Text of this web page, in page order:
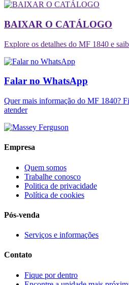
BAIXAR O CATÁLOGO
Explore os detalhes do MF 1840 e
Falar no WhatsApp
Quer mais informação do MF 1840?
atender
Empresa
Quem somos
Trabalhe conosco
Politica de privacidade
Política de cookies
Pós-venda
Serviços e informações
Contato
Fique por dentro